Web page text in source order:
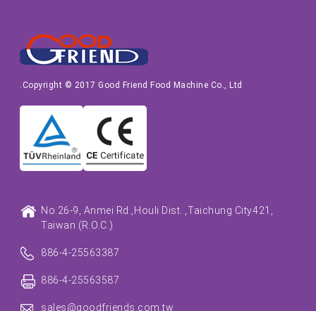
Copyright © 2017 Good Friend Food Machine Co., Ltd.
No.26-9, Anmei Rd.,Houli Dist. , Taichung City421,
Taiwan (R.O.C.)
886-4-25563387
886-4-25563587
sales@goodfriends.com.tw